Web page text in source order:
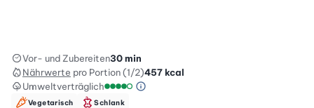
Vor- und Zubereiten30 min
Nährwerte pro Portion (1/2)457kcal
Umweltverträglich
Green Betty Skala Info
Vegetarisch Schlank